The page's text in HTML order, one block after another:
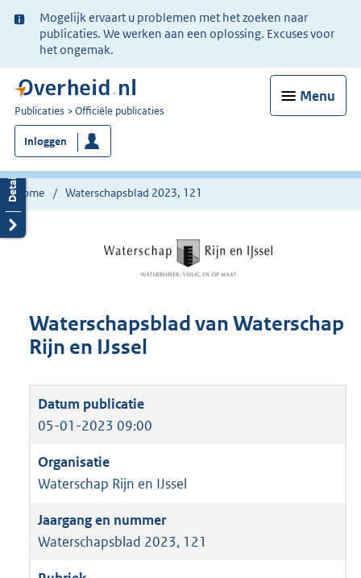
Ter
informatie:
Mogelijk ervaart u problemen met het zoeken naar
publicaties. We werken aan een oplossing. Excuses voor
het ongemak.
Menu
U
bent
nu
hier:
Publicaties Officiële publicaties
Inloggen
Home Waterschapsblad 2023, 121
Waterschapsblad van Waterschap
Rijn en IJssel
05-01-2023 09:00
Waterschap Rijn en IJssel
Waterschapsblad 2023, 121